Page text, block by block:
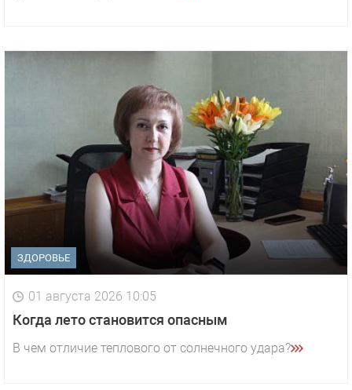
ЗДОРОВЬЕ
01 августа 2026 10:05
Когда лето становится опасным
В чем отличие теплового от солнечного удара?
«Звезда» Метрана стала главным героем нового